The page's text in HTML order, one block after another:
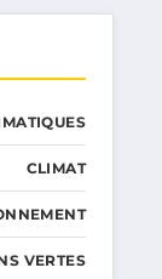
CLIMAT
VERTES